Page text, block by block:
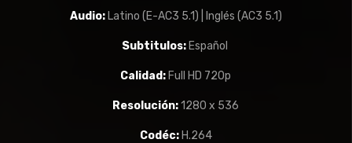
Audio: Latino (E-AC3 5.1) | Inglés (AC3 5.1)
Subtitulos: Español
Calidad: Full HD 720p
Resolución:1280 x 536
Codéc: H.264